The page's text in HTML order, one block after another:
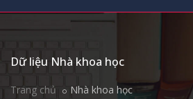
Dữ liệu Nhà khoa học
Trang chủ Nhà khoa học